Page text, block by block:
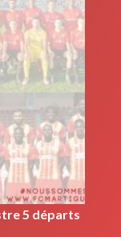
5 départs